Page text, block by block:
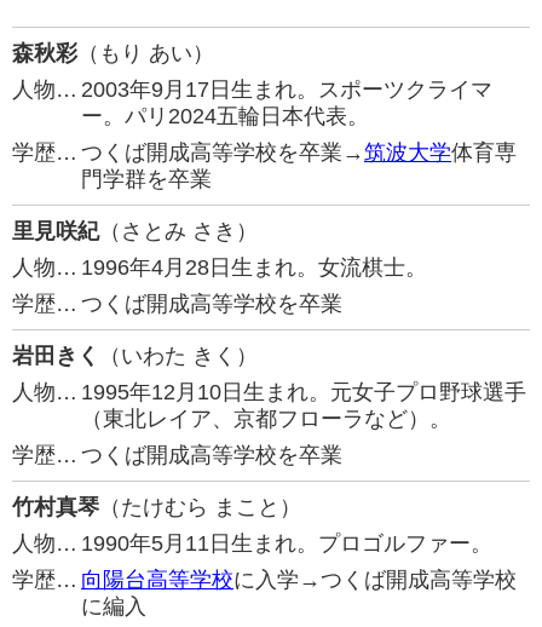
森秋彩（もり あい）
人物… 2003年9月17日生まれ。スポーツクライマ
ー。パリ2024五輪日本代表。
学歴… つくば開成高等学校を卒業→筑波大学体育専
門学群を卒業
里見咲紀（さとみ さき）
人物… 1996年4月28日生まれ。女流棋士。
学歴… つくば開成高等学校を卒業
岩田きく
（いわた きく）
人物… 1995年12月10日生まれ。元女子プロ野球選手
（東北レイア、京都フローラなど）。
学歴… つくば開成高等学校を卒業
竹村真琴 （たけむら まこと）
人物… 1990年5月11日生まれ。プロゴルファー。
学歴… 向陽台高等学校に入学→つくば開成高等学校
に編入